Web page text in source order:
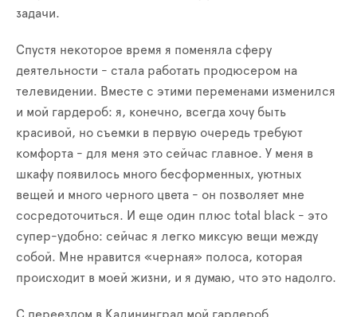
задачи.
Спустя некоторое время я поменяла сферу
деятельности - стала работать продюсером на
телевидении. Вместе с этими переменами изменился
и мой гардероб: я, конечно, всегда хочу быть
красивой, но съемки в первую очередь требуют
комфорта - для меня это сейчас главное. У меня в
шкафу появилось много бесформенных, уютных
вещей и много черного цвета - он позволяет мне
сосредоточиться. И еще один плюс total black - это
супер-удобно: сейчас я легко миксую вещи между
собой. Мне нравится «черная» полоса, которая
происходит в моей жизни, и я думаю, что это надолго.